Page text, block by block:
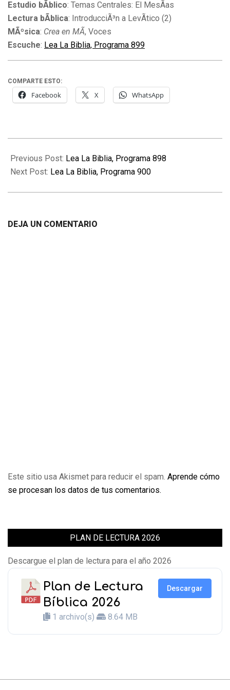
Estudio bÃ­blico: Temas Centrales: El MesÃ­as
Lectura bÃ­blica: IntroducciÃ³n a LevÃ­tico (2)
MÃºsica: Crea en MÃ­, Voces
Escuche: Lea La Biblia, Programa 899
COMPARTE ESTO:
Facebook X WhatsApp
07-
28
Previous Post: Lea La Biblia, Programa 898
Next Post: Lea La Biblia, Programa 900
DEJA UN COMENTARIO
Este sitio usa Akismet para reducir el spam. Aprende cómo
se procesan los datos de tus comentarios.
PLAN DE LECTURA 2026
Descargue el plan de lectura para el año 2026
Plan de Lectura
Bíblica 2026
1 archivo(s) 8.64 MB
Descargar